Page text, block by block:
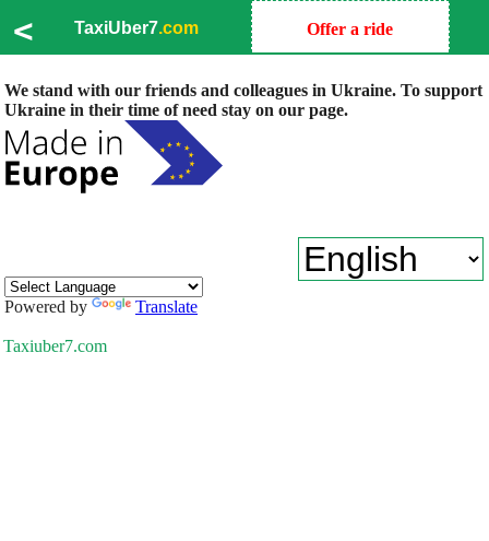
< TaxiUber7.com Offer a ride
We stand with our friends and colleagues in Ukraine. To support
Ukraine in their time of need stay on our page.
Powered by Translate
Taxiuber7.com